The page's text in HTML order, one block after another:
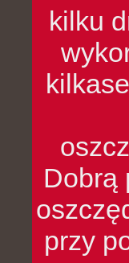
kilku
Dobrą
przy